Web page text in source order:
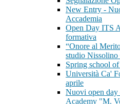
New Entry -
Accademia
Open Day ITS
formativa
“Onore al
studio Nissolino
Spring school
Università Ca'
aprile
Nuovi open
Academy "M.